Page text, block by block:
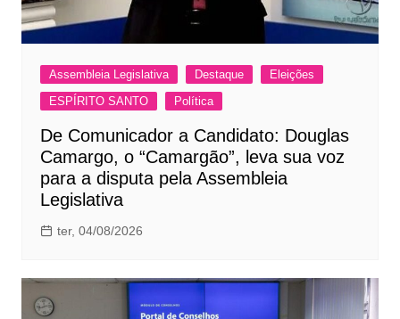
Assembleia Legislativa Destaque
Eleições
ESPÍRITO SANTO
Política
De Comunicador a Candidato: Douglas
Camargo, o “Camargão”, leva sua voz
para a disputa pela Assembleia
Legislativa
ter, 04/08/2026